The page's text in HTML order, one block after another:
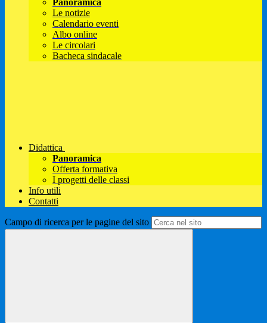
Panoramica
Le notizie
Calendario eventi
Albo online
Le circolari
Bacheca sindacale
Didattica
Panoramica
Offerta formativa
I progetti delle classi
Info utili
Contatti
Campo di ricerca per le pagine del sito